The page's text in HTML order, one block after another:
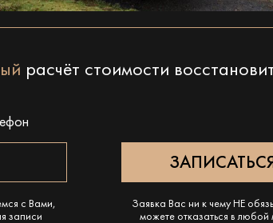
расчёт стоимости
с Вами,
записи
Заявка Вас ни к чему НЕ
можете отказаться в любой